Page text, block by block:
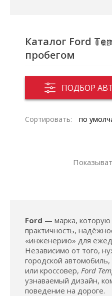
Каталог Ford
пробегом
ПОДБОР
0
Сортировать:
Ford — марка,
практичность,
«инженерию» для
Независимо от того,
городской
или кроссовер, Ford
узнаваемый дизайн,
поведение на дороге.